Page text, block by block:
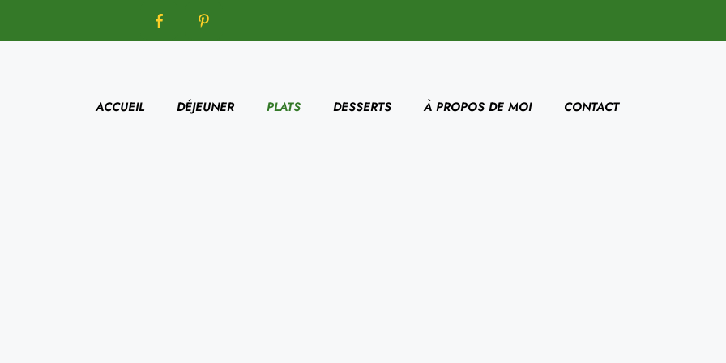
ACCUEIL DÉJEUNER PLATS DESSERTS À PROPOS DE MOI CONTACT